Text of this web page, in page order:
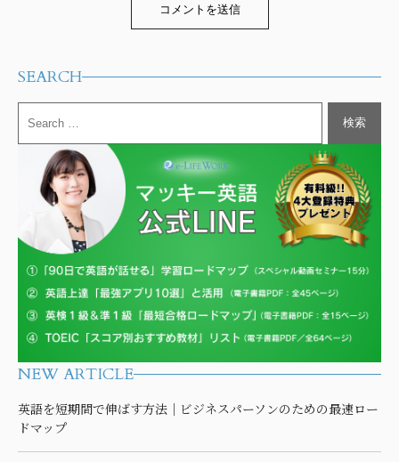
SEARCH
NEW ARTICLE
英語を短期間で伸ばす方法｜ビジネスパーソンのための最速ロー
ドマップ